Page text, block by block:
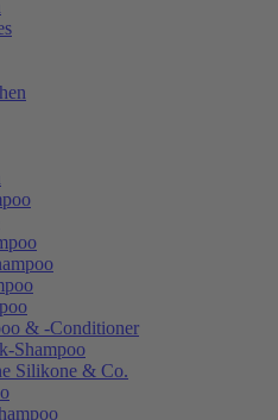
& -Conditioner
Shampoo
Silikone & Co.